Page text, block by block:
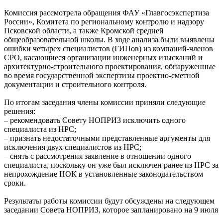
Комиссия рассмотрела обращения ФАУ «Главгосэкспертиза
России», Комитета по региональному контролю и надзору
Псковской области, а также Кромской средней
общеобразовательной школы. В ходе анализа были выявлены
ошибки четырех специалистов (ГИПов) из компаний-членов
СРО, касающиеся организации инженерных изысканий и
архитектурно-строительного проектирования, обнаруженные
во время государственной экспертизы проектно-сметной
документации и строительного контроля.
По итогам заседания члены комиссии приняли следующие
решения:
– рекомендовать Совету НОПРИЗ исключить одного
специалиста из НРС;
– признать недостаточными представленные аргументы для
исключения двух специалистов из НРС;
– снять с рассмотрения заявление в отношении одного
специалиста, поскольку он уже был исключен ранее из НРС за
непрохождение НОК в установленные законодательством
сроки.
Результаты работы комиссии будут обсуждены на следующем
заседании Совета НОПРИЗ, которое запланировано на 9 июля